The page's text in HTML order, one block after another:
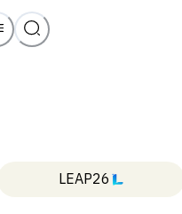
LEAP26